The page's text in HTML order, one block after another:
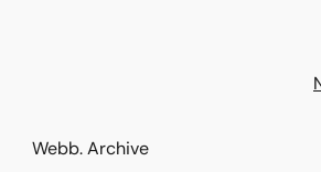
Webb. Archive